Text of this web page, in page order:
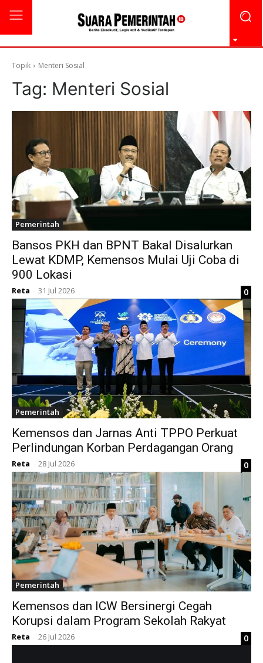
Topik Menteri Sosial
Tag: Menteri Sosial
Pemerintah
Bansos PKH dan BPNT Bakal Disalurkan
Lewat KDMP, Kemensos Mulai Uji Coba di
900 Lokasi
Reta - 31 Jul 2026 0
Pemerintah
Kemensos dan Jarnas Anti TPPO Perkuat
Perlindungan Korban Perdagangan Orang
Reta - 28 Jul 2026 0
Pemerintah
Kemensos dan ICW Bersinergi Cegah
Korupsi dalam Program Sekolah Rakyat
Reta - 26 Jul 2026 0